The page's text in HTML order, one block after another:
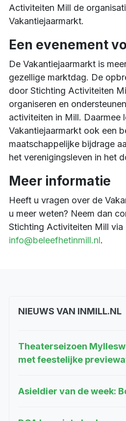
Activiteiten Mill de
Vakantiejaarmarkt.
Een evenement
De Vakantiejaarmarkt is
gezellige marktdag. De
door Stichting Activiteiten
organiseren en
activiteiten in Mill. Daarmee
Vakantiejaarmarkt ook een
maatschappelijke bijdrage
het verenigingsleven in het
Meer informatie
Heeft u vragen over de
u meer weten? Neem dan
Stichting Activiteiten Mill via
info@beleefhetinmill.nl.
NIEUWS VAN INMILL.NL
Theaterseizoen
met feestelijke
Asieldier van de week: